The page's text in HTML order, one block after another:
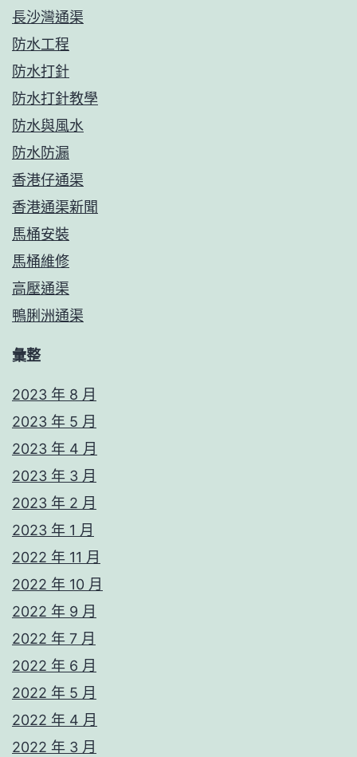
長沙灣通渠
防水工程
防水打針
防水打針教學
防水與風水
防水防漏
香港仔通渠
香港通渠新聞
馬桶安裝
馬桶維修
高壓通渠
鴨脷洲通渠
彙整
2023 年 8 月
2023 年 5 月
2023 年 4 月
2023 年 3 月
2023 年 2 月
2023 年 1 月
2022 年 11 月
2022 年 10 月
2022 年 9 月
2022 年 7 月
2022 年 6 月
2022 年 5 月
2022 年 4 月
2022 年 3 月